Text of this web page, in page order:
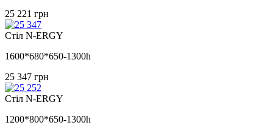
25 221 грн
Стіл N-ERGY
1600*680*650-1300h
25 347 грн
Стіл N-ERGY
1200*800*650-1300h